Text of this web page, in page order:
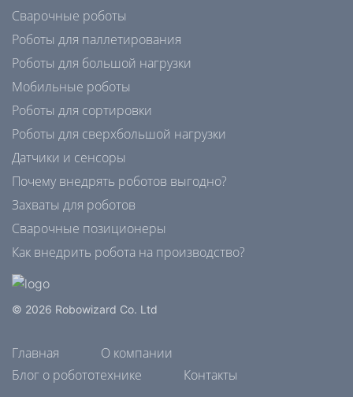
Сварочные роботы
Роботы для паллетирования
Роботы для большой нагрузки
Мобильные роботы
Роботы для сортировки
Роботы для сверхбольшой нагрузки
Датчики и сенсоры
Почему внедрять роботов выгодно?
Захваты для роботов
Сварочные позиционеры
Как внедрить робота на производство?
© 2026 Robowizard Co. Ltd
Главная
О компании
Блог о робототехнике
Контакты